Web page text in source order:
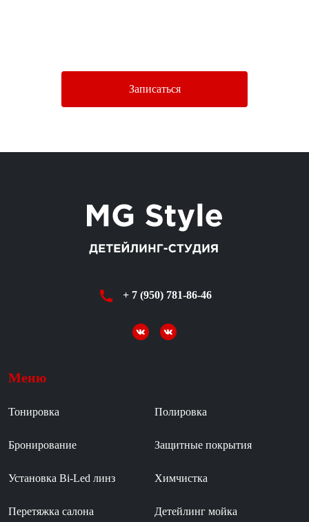
Записаться
+ 7 (950) 781-86-46
Меню
Тонировка Полировка
Бронирование Защитные покрытия
Установка Bi-Led линз Химчистка
Перетяжка салона Детейлинг мойка